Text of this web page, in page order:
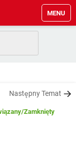
MENU
Następny Temat
/Zamknięty